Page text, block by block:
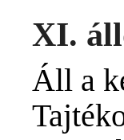
XI.
Áll a